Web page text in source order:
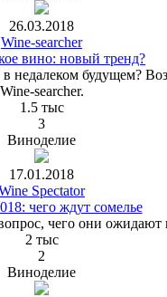
26.03.2018
Wine-searcher
вино: новый тренд?
недалеком будущем?
Wine-searcher.
1.5 тыс
3
Виноделие
17.01.2018
Spectator
чего ждут сомелье
чего они ожидают
2 тыс
2
Виноделие